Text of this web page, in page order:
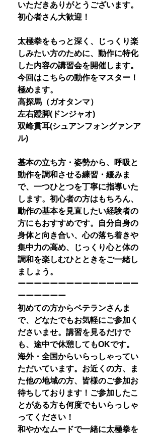
いただきありがとうございます。
初心者さん大歓迎！
太極拳をもっと深く、じっくり楽
しみたい方のために、動作に特化
した内容の講習会を開催します。
今回はこちらの動作をマスター！
極めます。
高探馬（ガオタンマ）
左右蹬脚(ドンジャオ)
双峰貫耳(シュアンフォングァンア
ル)
基本の立ち方・姿勢から、呼吸と
動作を調和させる練習・緩みま
で、一つひとつを丁寧に指導いた
します。初心者の方はもちろん、
動作の基本を見直したい経験者の
方にもおすすめです。自分自身の
身体と向き合い、心の落ち着きや
集中力の高め、じっくり心と体の
調和を楽しむひとときをご一緒し
ましょう。
ーーーーーーーーーーーーーーー
ーーーーーー
初めての方からベテランさんま
で、どなたでもお気軽にご参加く
ださいませ。講習を見るだけで
も、途中で休憩してもOKです。
海外・全国からいらっしゃってい
ただいています。お近くの方、ま
た他の地域の方、皆様のご参加お
待ちしております！ご参加したこ
とがある方も何度でもいらっしゃ
ってください！
和やかなムードで一緒に太極拳を